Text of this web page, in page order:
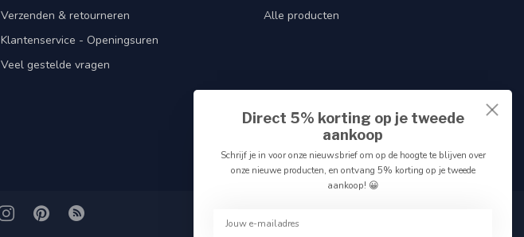
Verzenden & retourneren
Klantenservice - Openingsuren
Veel gestelde vragen
Alle producten
Direct 5% korting op je tweede
aankoop
Schrijf je in voor onze nieuwsbrief om op de hoogte te blijven over
onze nieuwe producten, en ontvang 5% korting op je tweede
aankoop! 😀